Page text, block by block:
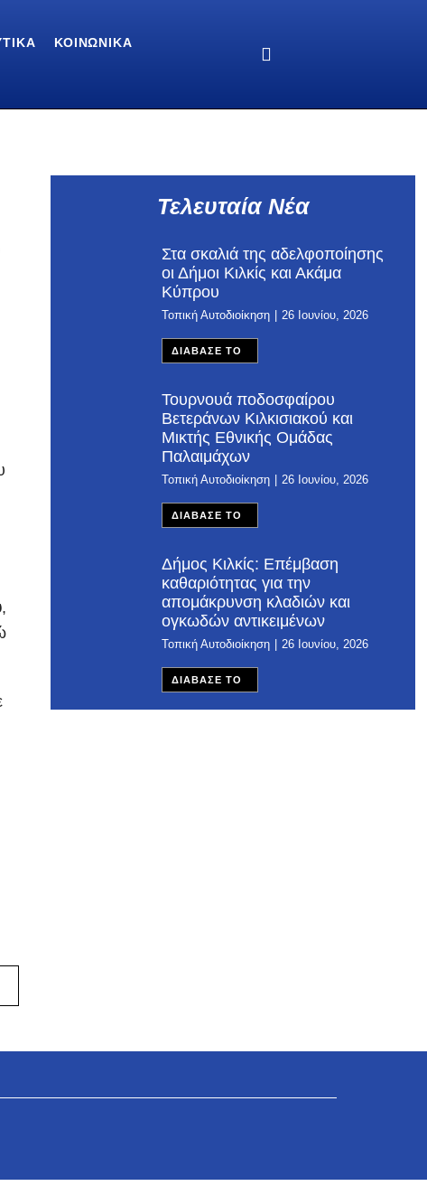
ΚΟΙΝΩΝΙΚΆ
,
Τελευταία Νέα
Στα σκαλιά της αδελφοποίησης
οι Δήμοι Κιλκίς και Ακάμα
Κύπρου
Τοπική Αυτοδιοίκηση 26 Ιουνίου, 2026
ΔΙΑΒΑΣΕ ΤΟ
Τουρνουά ποδοσφαίρου
Βετεράνων Κιλκισιακού και
Μικτής Εθνικής Ομάδας
Παλαιμάχων
Τοπική Αυτοδιοίκηση 26 Ιουνίου, 2026
ΔΙΑΒΑΣΕ ΤΟ
Δήμος Κιλκίς: Επέμβαση
καθαριότητας για την
απομάκρυνση κλαδιών και
ογκωδών αντικειμένων
Τοπική Αυτοδιοίκηση 26 Ιουνίου, 2026
ΔΙΑΒΑΣΕ ΤΟ